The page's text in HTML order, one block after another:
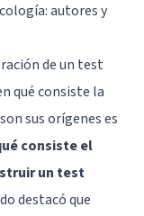
autores y
de un test
qué consiste la
sus orígenes es
consiste el
un test
destacó que